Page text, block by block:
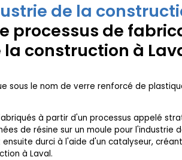
de la
processus de
construction à
sous le nom de verre renforcé de
à partir d'un processus appelé
de résine sur un moule pour l'industrie
durci à l'aide d'un catalyseur,
à Laval.